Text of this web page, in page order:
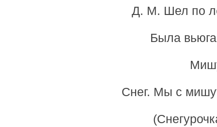
Д. М. Шел по
Была
Снег. Мы с